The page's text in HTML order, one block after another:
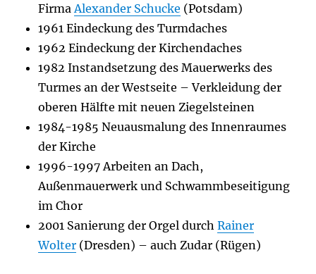
FirmaAlexander Schucke (Potsdam)
1961 Eindeckung des Turmdaches
1962 Eindeckung der Kirchendaches
1982 Instandsetzung des Mauerwerks des
Turmes an der Westseite – Verkleidung der
oberen Hälfte mit neuen Ziegelsteinen
1984-1985 Neuausmalung des Innenraumes
der Kirche
1996-1997 Arbeiten an Dach,
Außenmauerwerk und Schwammbeseitigung
im Chor
2001 Sanierung der Orgel durchRainer
Wolter (Dresden) – auch Zudar (Rügen)